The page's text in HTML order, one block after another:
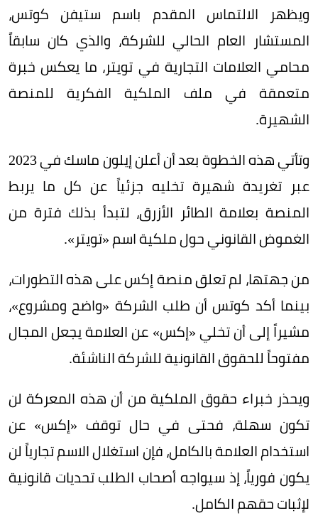
ويظهر الالتماس المقدم باسم ستيفن كوتس،
المستشار العام الحالي للشركة، والذي كان سابقاً
محامي العلامات التجارية في تويتر، ما يعكس خبرة
متعمقة في ملف الملكية الفكرية للمنصة
الشهيرة.
وتأتي هذه الخطوة بعد أن أعلن إيلون ماسك في 2023
عبر تغريدة شهيرة تخليه جزئياً عن كل ما يربط
المنصة بعلامة الطائر الأزرق، لتبدأ بذلك فترة من
الغموض القانوني حول ملكية اسم «تويتر».
من جهتها، لم تعلق منصة إكس على هذه التطورات،
بينما أكد كوتس أن طلب الشركة «واضح ومشروع»،
مشيراً إلى أن تخلي «إكس» عن العلامة يجعل المجال
مفتوحاً للحقوق القانونية للشركة الناشئة.
ويحذر خبراء حقوق الملكية من أن هذه المعركة لن
تكون سهلة، فحتى في حال توقف «إكس» عن
استخدام العلامة بالكامل، فإن استغلال الاسم تجارياً لن
يكون فورياً، إذ سيواجه أصحاب الطلب تحديات قانونية
لإثبات حقهم الكامل.